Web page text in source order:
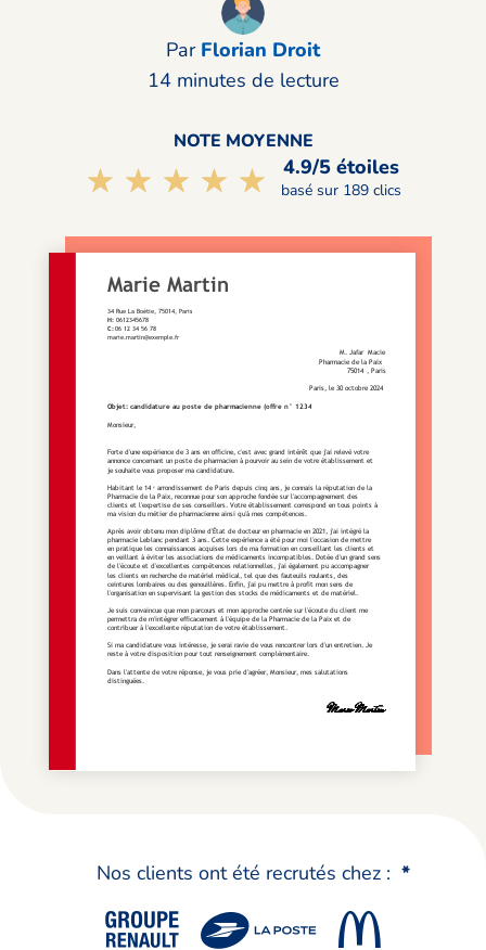
Par Florian Droit
14 minutes de lecture
NOTE MOYENNE
☆☆☆☆☆
★★★★★ 4.9/5 étoiles
basé sur 189 clics
Nos clients ont été recrutés chez : *